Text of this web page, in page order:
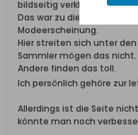
bildseitig verklebt wurde.
Das war zu dieser Zeit
Modeerscheinung.
Hier streiten sich unter
Sammler mögen das nicht.
Andere finden das toll.
Ich persönlich gehöre zur
Allerdings ist die Seite
könnte man noch